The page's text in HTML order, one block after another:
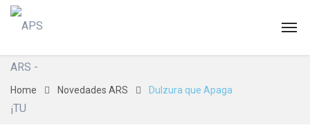
Home Novedades ARS Dulzura que Apaga